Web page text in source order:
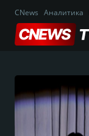
CNews Аналитика